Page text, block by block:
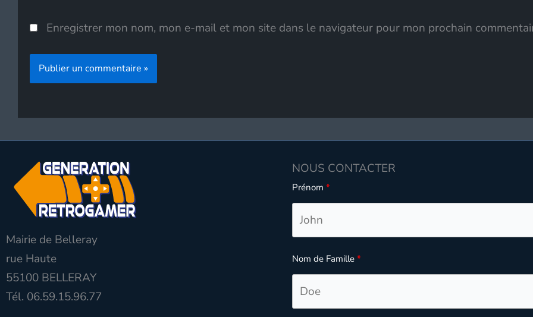
Enregistrer mon nom, mon e-mail et mon site dans le navigateur pour mon prochain
Mairie de Belleray
rue Haute
55100 BELLERAY
Tél. 06.59.15.96.77
NOUS CONTACTER
Prénom
Nom de Famille